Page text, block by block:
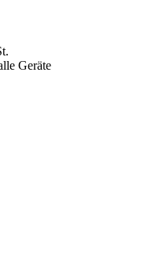
Geräte